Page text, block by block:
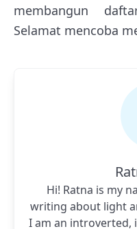
membangun
Selamat mencoba
Hi! Ratna is my
writing about light
I am an introverted,